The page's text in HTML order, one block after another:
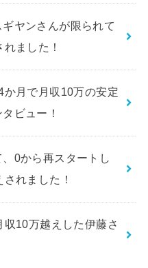
ヤンさんが限られて
ました！
月で月収10万の安定
ビュー！
0から再スタートし
れました！
10万越えした伊藤さ